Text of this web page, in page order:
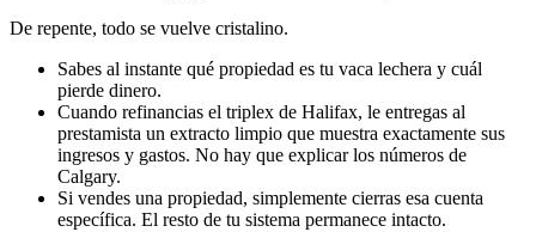
De repente, todo se vuelve cristalino.
Sabes al instante qué propiedad es tu vaca lechera y cuál
pierde dinero.
Cuando refinancias el triplex de Halifax, le entregas al
prestamista un extracto limpio que muestra exactamente sus
ingresos y gastos. No hay que explicar los números de
Calgary.
Si vendes una propiedad, simplemente cierras esa cuenta
específica. El resto de tu sistema permanece intacto.